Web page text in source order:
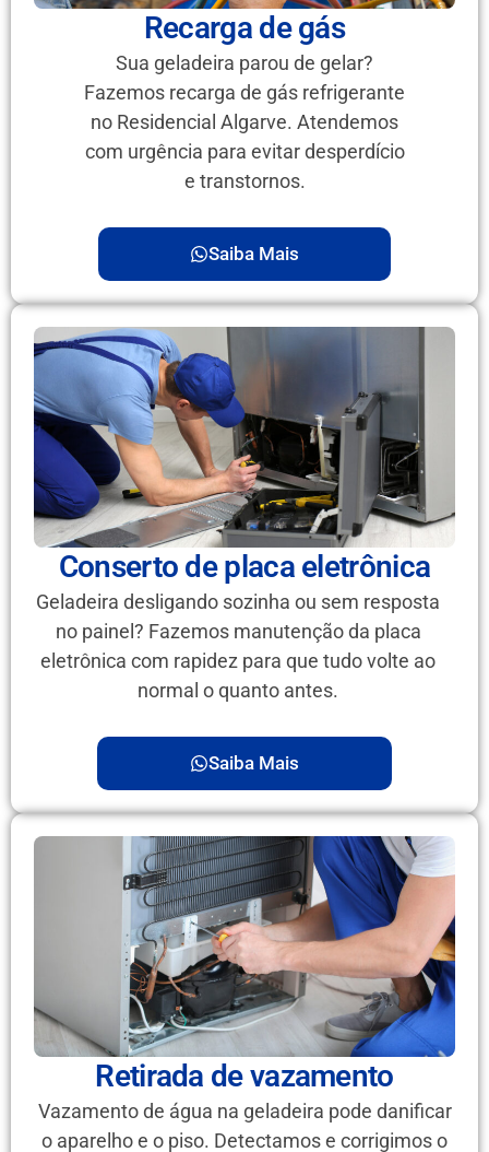
Recarga de gás
Sua geladeira parou de gelar?
Fazemos recarga de gás refrigerante
no Residencial Algarve. Atendemos
com urgência para evitar desperdício
e transtornos.
Saiba Mais
Conserto de placa eletrônica
Geladeira desligando sozinha ou sem resposta
no painel? Fazemos manutenção da placa
eletrônica com rapidez para que tudo volte ao
normal o quanto antes.
Saiba Mais
Retirada de vazamento
Vazamento de água na geladeira pode danificar
o aparelho e o piso. Detectamos e corrigimos o